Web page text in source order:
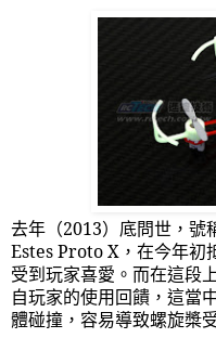
去年（2013）底問世，號
Estes Proto X ，在今年
受到玩家喜愛。而在這段
自玩家的使用回饋，這當
體碰撞，容易導致螺旋槳